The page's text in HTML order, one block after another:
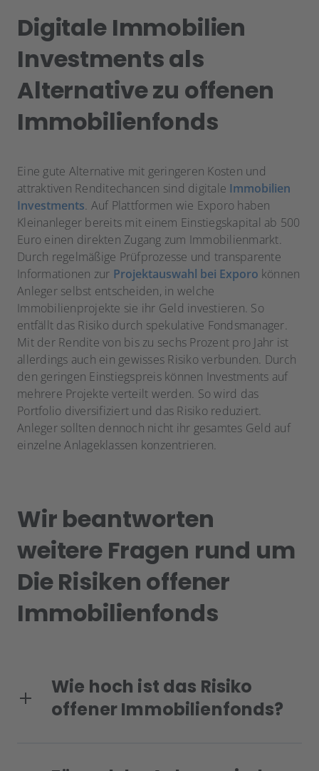
Digitale Immobilien
Investments als
Alternative zu offenen
Immobilienfonds
Eine gute Alternative mit geringeren Kosten und
attraktiven Renditechancen sind digitale Immobilien
Investments. Auf Plattformen wie Exporo haben
Kleinanleger bereits mit einem Einstiegskapital ab 500
Euro einen direkten Zugang zum Immobilienmarkt.
Durch regelmäßige Prüfprozesse und transparente
Informationen zur Projektauswahl bei Exporo können
Anleger selbst entscheiden, in welche
Immobilienprojekte sie ihr Geld investieren. So
entfällt das Risiko durch spekulative Fondsmanager.
Mit der Rendite von bis zu sechs Prozent pro Jahr ist
allerdings auch ein gewisses Risiko verbunden. Durch
den geringen Einstiegspreis können Investments auf
mehrere Projekte verteilt werden. So wird das
Portfolio diversifiziert und das Risiko reduziert.
Anleger sollten dennoch nicht ihr gesamtes Geld auf
einzelne Anlageklassen konzentrieren.
Wir beantworten
weitere Fragen rund um
Die Risiken offener
Immobilienfonds
Wie hoch ist das Risiko
offener Immobilienfonds?